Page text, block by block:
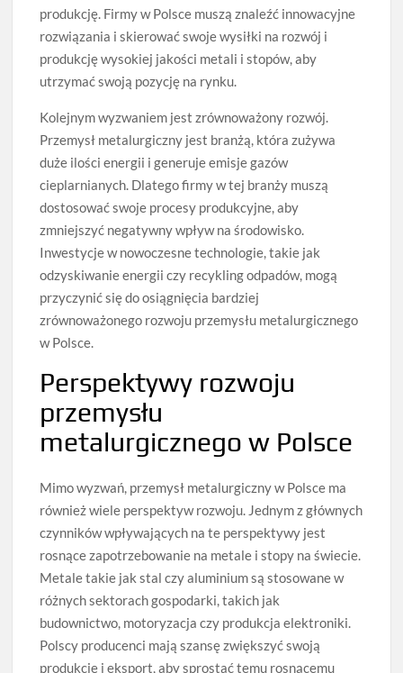
produkcję. Firmy w Polsce muszą znaleźć innowacyjne
rozwiązania i skierować swoje wysiłki na rozwój i
produkcję wysokiej jakości metali i stopów, aby
utrzymać swoją pozycję na rynku.
Kolejnym wyzwaniem jest zrównoważony rozwój.
Przemysł metalurgiczny jest branżą, która zużywa
duże ilości energii i generuje emisje gazów
cieplarnianych. Dlatego firmy w tej branży muszą
dostosować swoje procesy produkcyjne, aby
zmniejszyć negatywny wpływ na środowisko.
Inwestycje w nowoczesne technologie, takie jak
odzyskiwanie energii czy recykling odpadów, mogą
przyczynić się do osiągnięcia bardziej
zrównoważonego rozwoju przemysłu metalurgicznego
w Polsce.
Perspektywy rozwoju
przemysłu
metalurgicznego w Polsce
Mimo wyzwań, przemysł metalurgiczny w Polsce ma
również wiele perspektyw rozwoju. Jednym z głównych
czynników wpływających na te perspektywy jest
rosnące zapotrzebowanie na metale i stopy na świecie.
Metale takie jak stal czy aluminium są stosowane w
różnych sektorach gospodarki, takich jak
budownictwo, motoryzacja czy produkcja elektroniki.
Polscy producenci mają szansę zwiększyć swoją
produkcję i eksport, aby sprostać temu rosnącemu